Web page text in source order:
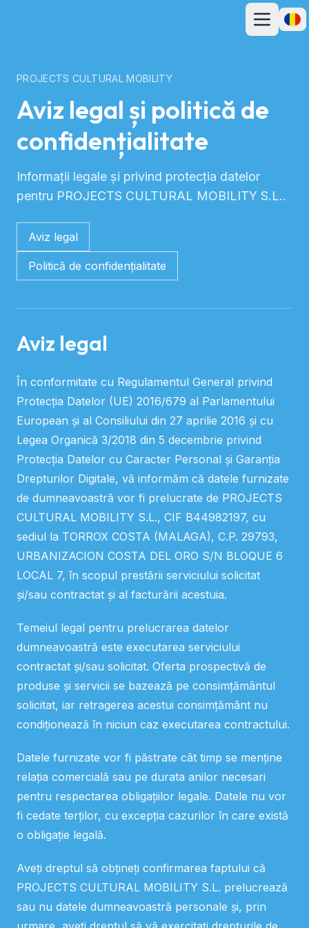
Deschideți
PROJECTS CULTURAL MOBILITY
Aviz legal și politică de
confidențialitate
Informații legale și privind protecția datelor
pentru PROJECTS CULTURAL MOBILITY S.L..
Aviz legal
Politică de confidențialitate
Aviz legal
În conformitate cu Regulamentul General privind
Protecția Datelor (UE) 2016/679 al Parlamentului
European și al Consiliului din 27 aprilie 2016 și cu
Legea Organică 3/2018 din 5 decembrie privind
Protecția Datelor cu Caracter Personal și Garanția
Drepturilor Digitale, vă informăm că datele furnizate
de dumneavoastră vor fi prelucrate de PROJECTS
CULTURAL MOBILITY S.L., CIF B44982197, cu
sediul la TORROX COSTA (MALAGA), C.P. 29793,
URBANIZACION COSTA DEL ORO S/N BLOQUE 6
LOCAL 7, în scopul prestării serviciului solicitat
și/sau contractat și al facturării acestuia.
Temeiul legal pentru prelucrarea datelor
dumneavoastră este executarea serviciului
contractat și/sau solicitat. Oferta prospectivă de
produse și servicii se bazează pe consimțământul
solicitat, iar retragerea acestui consimțământ nu
condiționează în niciun caz executarea contractului.
Datele furnizate vor fi păstrate cât timp se menține
relația comercială sau pe durata anilor necesari
pentru respectarea obligațiilor legale. Datele nu vor
fi cedate terților, cu excepția cazurilor în care există
o obligație legală.
Aveți dreptul să obțineți confirmarea faptului că
PROJECTS CULTURAL MOBILITY S.L. prelucrează
sau nu datele dumneavoastră personale și, prin